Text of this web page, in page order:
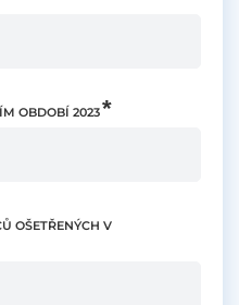
OBDOBÍ 2023
OŠETŘENÝCH V